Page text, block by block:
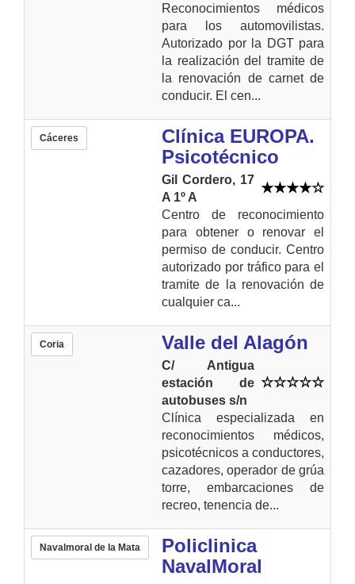
Reconocimientos médicos
para los automovilistas.
Autorizado por la DGT para
la realización del tramite de
la renovación de carnet de
conducir. El cen...
Cáceres
Clínica EUROPA.
Psicotécnico
Gil Cordero, 17
A 1º A
Centro de reconocimiento
para obtener o renovar el
permiso de conducir. Centro
autorizado por tráfico para el
tramite de la renovación de
cualquier ca...
Coria Valle del Alagón
C/ Antigua
estación de
autobuses s/n
Clínica especializada en
reconocimientos médicos,
psicotécnicos a conductores,
cazadores, operador de grúa
torre, embarcaciones de
recreo, tenencia de...
Navalmoral de la Mata
Policlinica
NavalMoral